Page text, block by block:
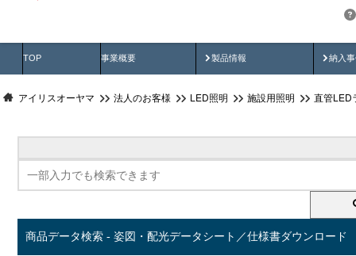
TOP 事業概要 製品情報
製品動画 納入
納
アイリスオーヤマ 法人のお客様 LED照明 施設用照明 直管LED
商品データ検索 - 姿図・配光データシート／仕様書ダウンロード